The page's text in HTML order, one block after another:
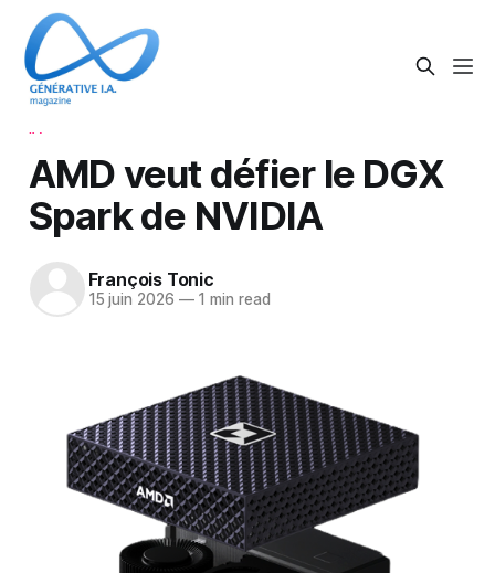
AMD veut défier le DGX
Spark de NVIDIA
François Tonic
15 juin 2026 —1 min read